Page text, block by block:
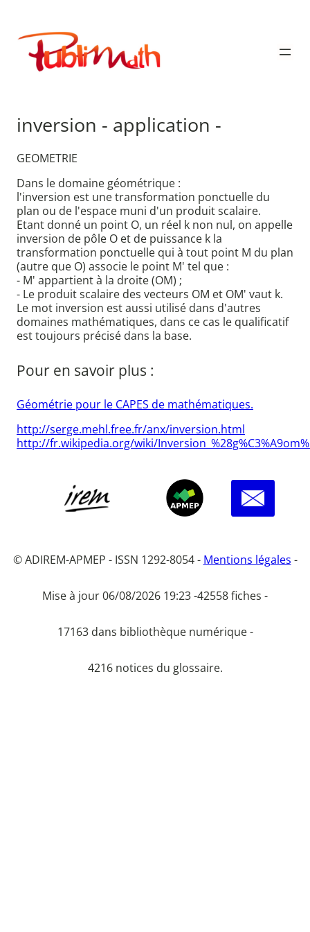
contenu
Publimath
inversion - application -
GEOMETRIE
Dans le domaine géométrique :
l'inversion est une transformation ponctuelle du
plan ou de l'espace muni d'un produit scalaire.
Etant donné un point O, un réel k non nul, on appelle
inversion de pôle O et de puissance k la
transformation ponctuelle qui à tout point M du plan
(autre que O) associe le point M' tel que :
- M' appartient à la droite (OM) ;
- Le produit scalaire des vecteurs OM et OM' vaut k.
Le mot inversion est aussi utilisé dans d'autres
domaines mathématiques, dans ce cas le qualificatif
est toujours précisé dans la base.
Pour en savoir plus :
Géométrie pour le CAPES de mathématiques.
http://serge.mehl.free.fr/anx/inversion.html
http://fr.wikipedia.org/wiki/
© ADIREM-APMEP - ISSN 1292-8054 - Mentions légales -
Mise à jour 06/08/2026 19:23 -42558 fiches -
17163 dans bibliothèque numérique -
4216 notices du glossaire.